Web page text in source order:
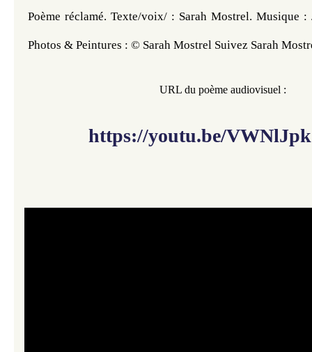
Poème réclamé. Texte/voix/ : Sarah Mostrel. Musique :
Photos & Peintures : © Sarah Mostrel Suivez Sarah
URL du poème audiovisuel :
https://youtu.be/